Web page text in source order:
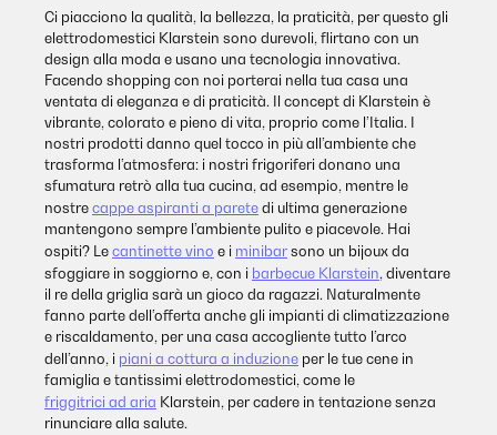
Ci piacciono la qualità, la bellezza, la praticità, per questo gli
elettrodomestici Klarstein sono durevoli, flirtano con un
design alla moda e usano una tecnologia innovativa.
Facendo shopping con noi porterai nella tua casa una
ventata di eleganza e di praticità. Il concept di Klarstein è
vibrante, colorato e pieno di vita, proprio come l’Italia. I
nostri prodotti danno quel tocco in più all’ambiente che
trasforma l’atmosfera: i nostri frigoriferi donano una
sfumatura retrò alla tua cucina, ad esempio, mentre le
nostrecappe aspiranti a paretedi ultima generazione
mantengono sempre l’ambiente pulito e piacevole. Hai
ospiti? Lecantinette vino e i minibarsono un bijoux da
sfoggiare in soggiorno e, con i barbecue Klarstein, diventare
il re della griglia sarà un gioco da ragazzi. Naturalmente
fanno parte dell’offerta anche gli impianti di climatizzazione
e riscaldamento, per una casa accogliente tutto l’arco
dell’anno, i piani a cottura a induzione per le tue cene in
famiglia e tantissimi elettrodomestici, come le
friggitrici ad aria Klarstein, per cadere in tentazione senza
rinunciare alla salute.